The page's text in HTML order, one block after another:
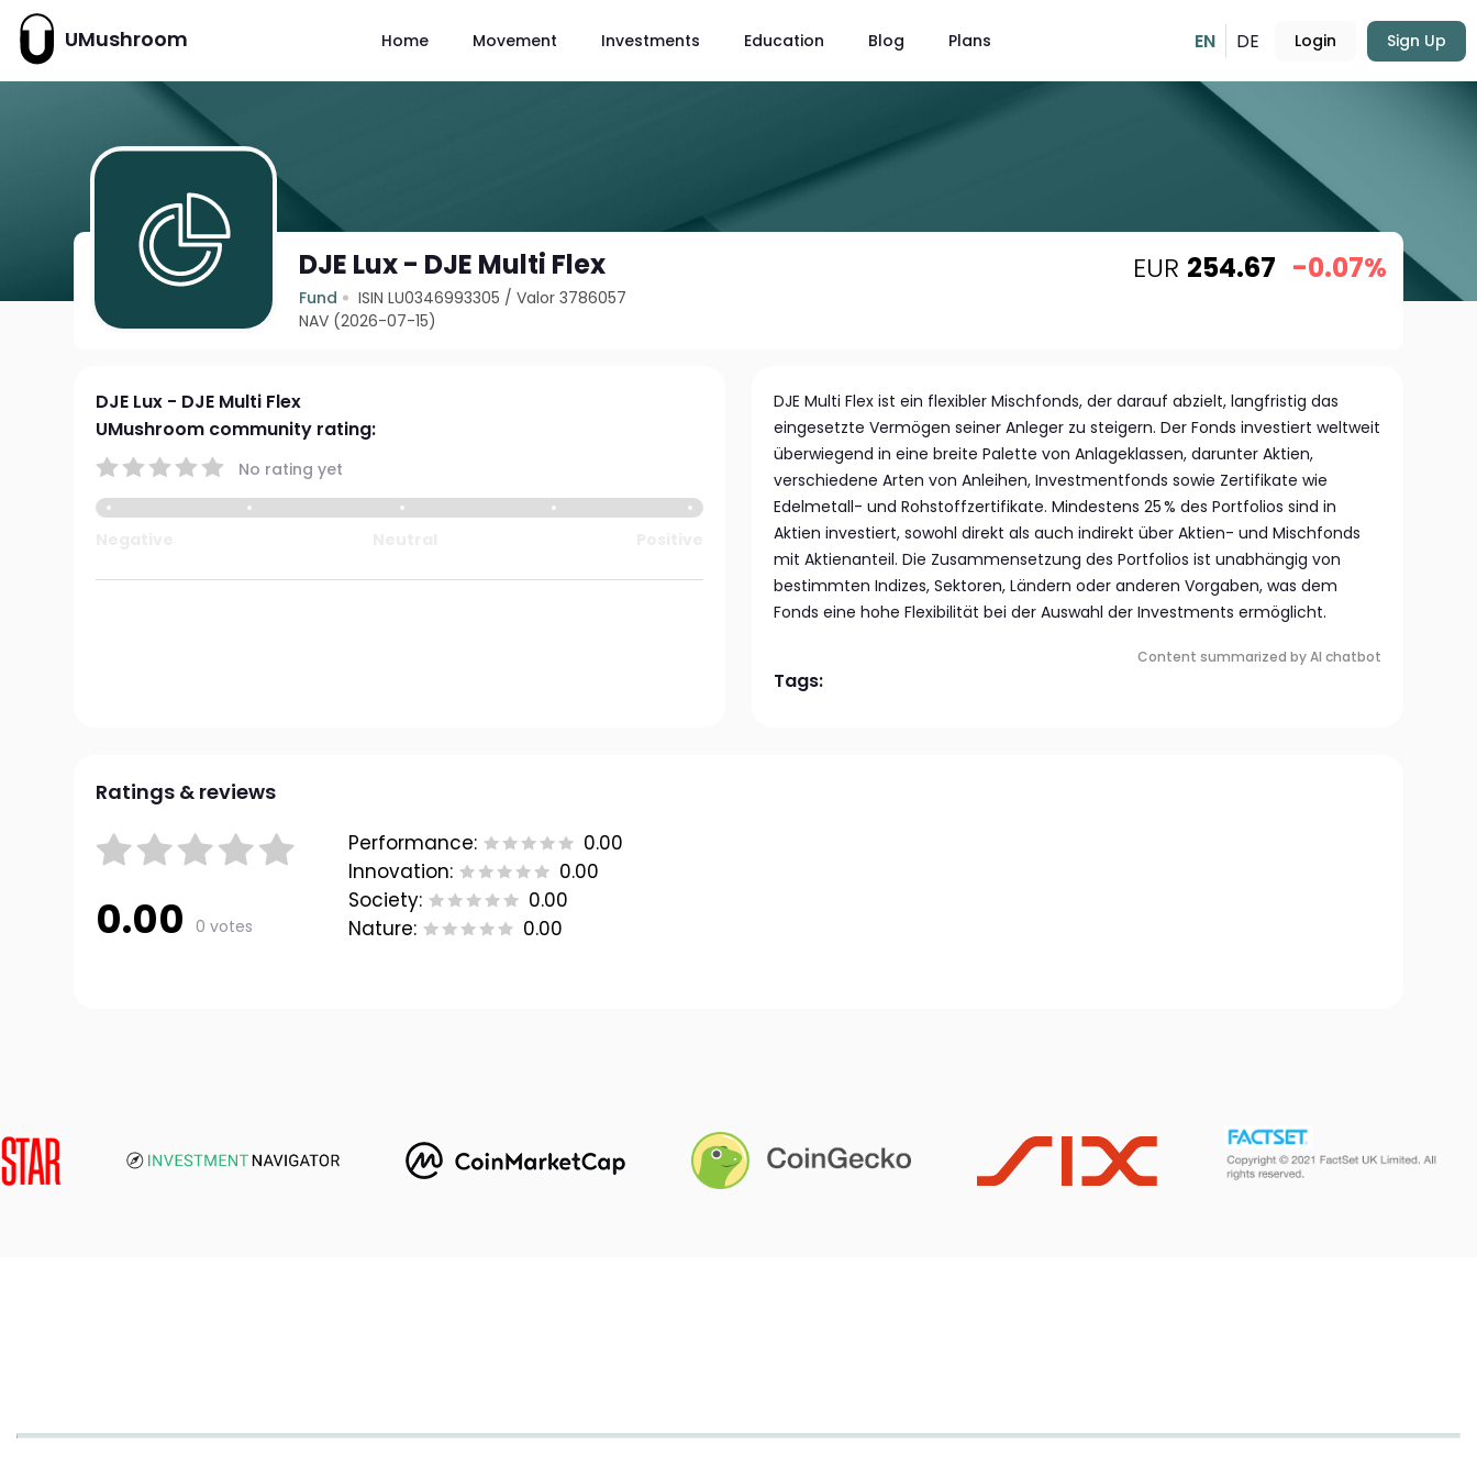
UMushroom Home Movement Investments Education Blog Plans EN DE Login Sign Up
DJE Lux - DJE Multi Flex
Fund ISIN LU0346993305 /Valor 3786057
NAV (2026-07-15)
EUR 254.67 -0.07%
DJE Lux - DJE Multi Flex
UMushroom community rating:
No rating yet
DJE Multi Flex ist ein flexibler Mischfonds, der darauf abzielt, langfristig das
eingesetzte Vermögen seiner Anleger zu steigern. Der Fonds investiert weltweit
überwiegend in eine breite Palette von Anlageklassen, darunter Aktien,
verschiedene Arten von Anleihen, Investmentfonds sowie Zertifikate wie
Edelmetall- und Rohstoffzertifikate. Mindestens 25 % des Portfolios sind in
Aktien investiert, sowohl direkt als auch indirekt über Aktien- und Mischfonds
mit Aktienanteil. Die Zusammensetzung des Portfolios ist unabhängig von
bestimmten Indizes, Sektoren, Ländern oder anderen Vorgaben, was dem
Fonds eine hohe Flexibilität bei der Auswahl der Investments ermöglicht.
Content summarized by AI chatbot
Tags:
Ratings & reviews
0.00 0 votes
Performance:
0.00
Innovation:
0.00
Society:
0.00
Nature:
0.00